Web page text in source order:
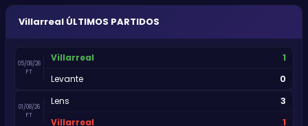
Villarreal ÚLTIMOS PARTIDOS
05/08/26
FT
Villarreal 1
Levante 0
01/08/26
FT
Lens 3
Villarreal 1